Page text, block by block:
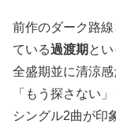
前作のダーク路
ている過渡期 と
全盛期並に清涼
「もう探さない
シングル2曲が印